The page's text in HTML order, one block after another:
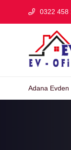
0322 458
Adana Evden